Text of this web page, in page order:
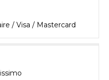
/ Visa / Mastercard